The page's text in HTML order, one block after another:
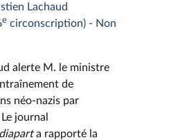
Lachaud
e circonscription) - Non
alerte M. le ministre
de
néo-nazis par
journal
a rapporté la